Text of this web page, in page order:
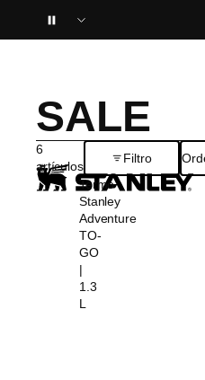
SALE
Omitir para ir a lista de
6
artículos
Filtro
Termo
Stanley
Adventure
TO-
GO
|
1.3
L